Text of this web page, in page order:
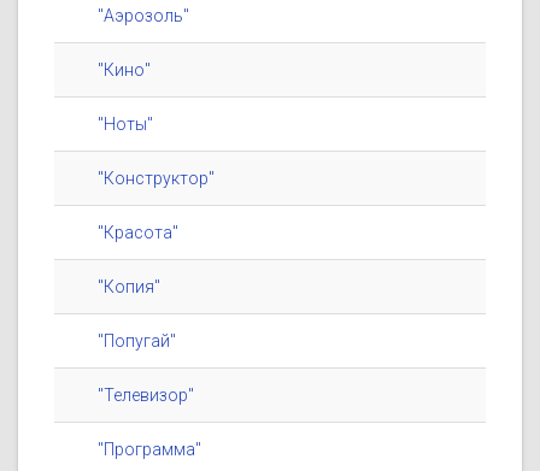
"Аэрозоль"
"Кино"
"Ноты"
"Конструктор"
"Красота"
"Копия"
"Попугай"
"Телевизор"
"Программа"